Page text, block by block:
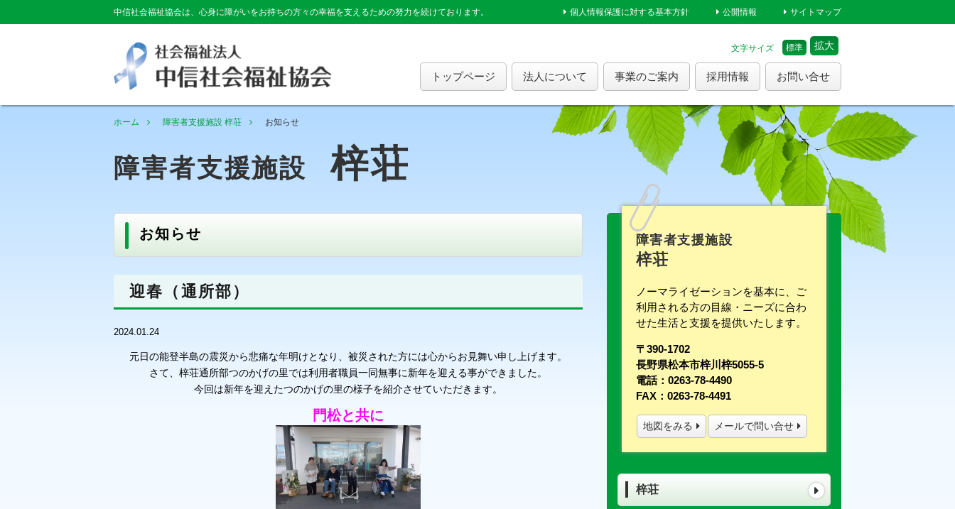
中信社会福祉協会は、心身に障がいをお持ちの方々の幸福を支えるための努力を続けております。 個人情報保護に対する基本方針 公開情報 サイトマップ
文字サイズ 標準 拡大
お問い合せ
採用情報
事業のご案内
法人について
トップページ
ホーム 障害者支援施設 梓荘 お知らせ
障害者支援施設 梓荘
障害者支援施設
梓荘
ノーマライゼーションを基本に、ご
利用される方の目線・ニーズに合わ
せた生活と支援を提供いたします。
〒390-1702
長野県松本市梓川梓5055-5
電話：0263-78-4490
FAX：0263-78-4491
地図をみる メールで問い合せ
梓荘
お知らせ
迎春（通所部）
2024.01.24
元日の能登半島の震災から悲痛な年明けとなり、被災された方には心からお見舞い申し上げます。
さて、梓荘通所部つのかげの里では利用者職員一同無事に新年を迎える事ができました。
今回は新年を迎えたつのかげの里の様子を紹介させていただきます。
門松と共に